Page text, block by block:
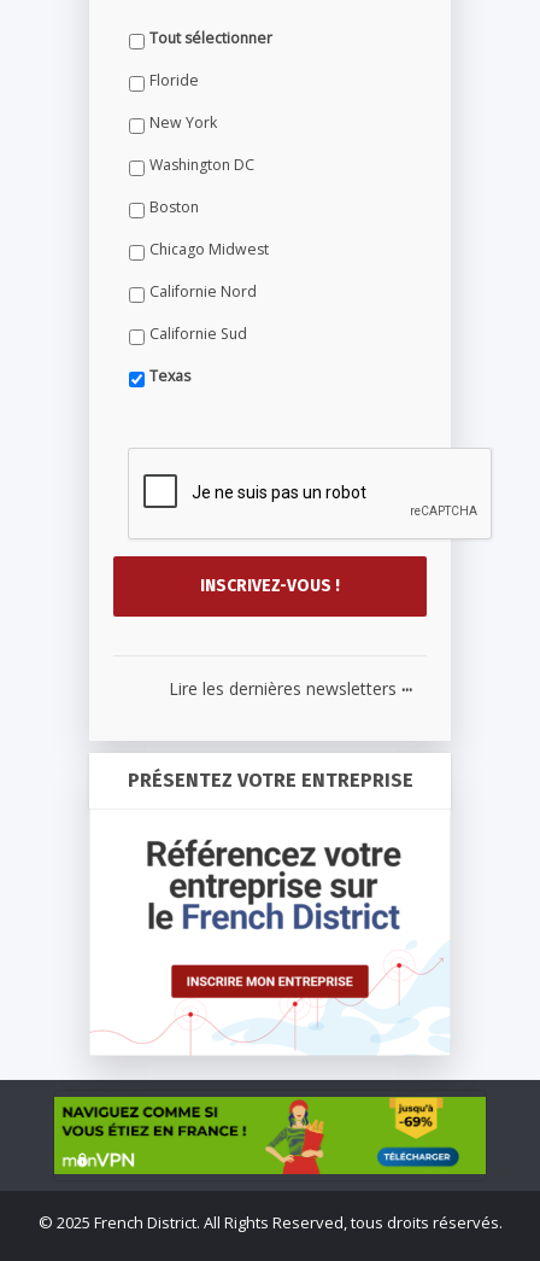
Tout sélectionner
Floride
New York
Washington DC
Boston
Chicago Midwest
Californie Nord
Californie Sud
Texas
Lire les dernières newsletters ...
PRÉSENTEZ VOTRE ENTREPRISE
© 2025 French District. All Rights Reserved, tous droits réservés.